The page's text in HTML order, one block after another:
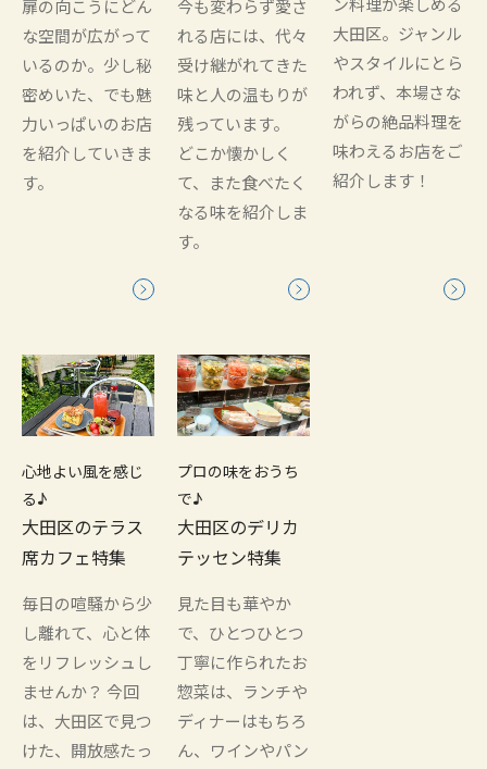
扉の向こうにどん
な空間が広がって
いるのか。少し秘
密めいた、でも魅
力いっぱいのお店
を紹介していきま
す。
今も変わらず愛さ
れる店には、代々
受け継がれてきた
味と人の温もりが
残っています。
どこか懐かしく
て、また食べたく
なる味を紹介しま
す。
ン料理が楽しめる
大田区。ジャンル
やスタイルにとら
われず、本場さな
がらの絶品料理を
味わえるお店をご
紹介します！
心地よい風を感じ
る♪
大田区のテラス
席カフェ特集
毎日の喧騒から少
し離れて、心と体
をリフレッシュし
ませんか？ 今回
は、大田区で見つ
けた、開放感たっ
プロの味をおうち
で♪
大田区のデリカ
テッセン特集
見た目も華やか
で、ひとつひとつ
丁寧に作られたお
惣菜は、ランチや
ディナーはもちろ
ん、ワインやパン